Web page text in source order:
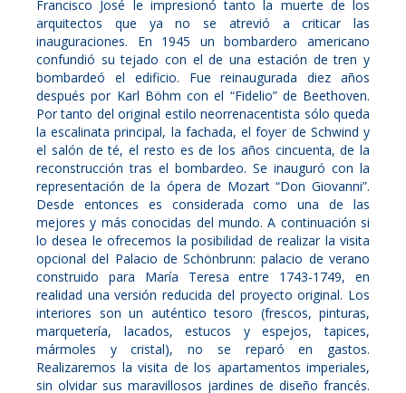
Francisco José le impresionó tanto la muerte de los
arquitectos que ya no se atrevió a criticar las
inauguraciones. En 1945 un bombardero americano
confundió su tejado con el de una estación de tren y
bombardeó el edificio. Fue reinaugurada diez años
después por Karl Böhm con el “Fidelio” de Beethoven.
Por tanto del original estilo neorrenacentista sólo queda
la escalinata principal, la fachada, el foyer de Schwind y
el salón de té, el resto es de los años cincuenta, de la
reconstrucción tras el bombardeo. Se inauguró con la
representación de la ópera de Mozart “Don Giovanni”.
Desde entonces es considerada como una de las
mejores y más conocidas del mundo. A continuación si
lo desea le ofrecemos la posibilidad de realizar la visita
opcional del Palacio de Schönbrunn: palacio de verano
construido para María Teresa entre 1743-1749, en
realidad una versión reducida del proyecto original. Los
interiores son un auténtico tesoro (frescos, pinturas,
marquetería, lacados, estucos y espejos, tapices,
mármoles y cristal), no se reparó en gastos.
Realizaremos la visita de los apartamentos imperiales,
sin olvidar sus maravillosos jardines de diseño francés.